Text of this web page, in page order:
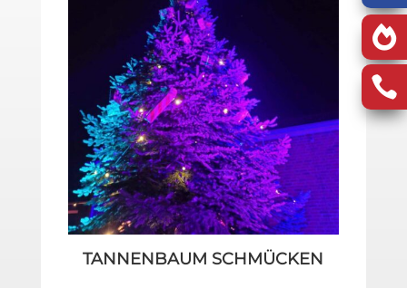
TANNENBAUM SCHMÜCKEN

